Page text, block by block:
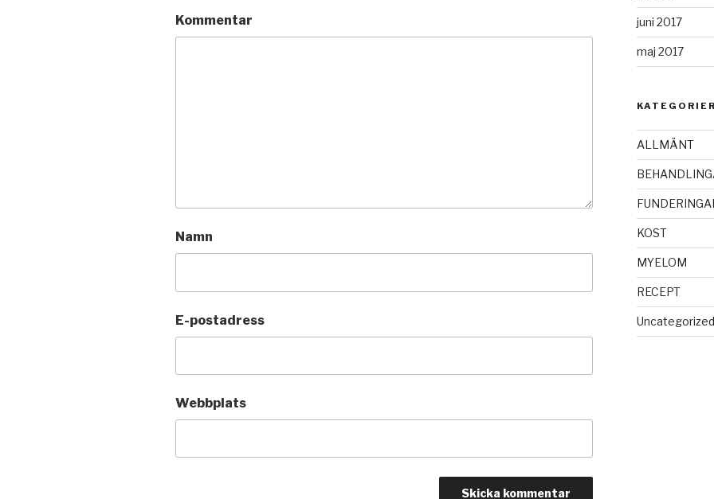
Kommentar
Namn
E-postadress
Webbplats
juni 2017
maj 2017
ALLMÄNT
KOST
MYELOM
RECEPT
Uncategorized